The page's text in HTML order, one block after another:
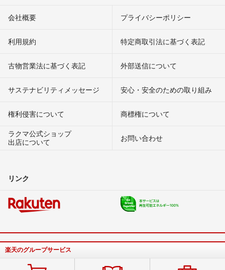
会社概要 プライバシーポリシー
利用規約 特定商取引法に基づく表記
古物営業法に基づく表記 外部送信について
サステナビリティメッセージ 安心・安全のための取り組み
権利侵害について
商標権について
ラクマ公式ショップ
出店について
お問い合わせ
リンク
楽天のグループサービス